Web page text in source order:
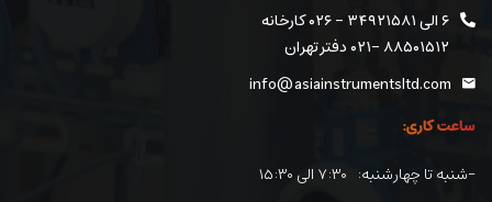
۶ الی ۳۴۹۲۱۵۸۱ - ۰۲۶ کارخانه
۸۸۵۰۱۵۱۲ -۰۲۱ دفتر تهران
info@asiainstrumentsltd.com
ساعت کاری:
-شنبه تا چهارشنبه: ۷:۳۰ الی ۱۵:۳۰